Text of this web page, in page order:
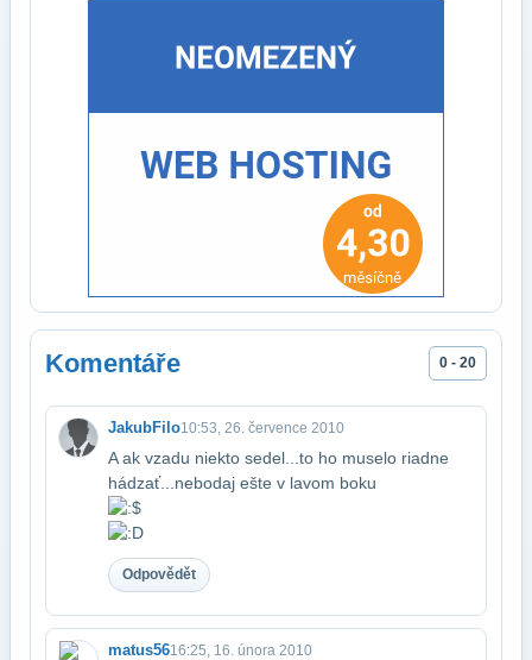
Komentáře 0 - 20
JakubFilo10:53, 26. července 2010
A ak vzadu niekto sedel...to ho muselo riadne
hádzať...nebodaj ešte v lavom boku ​
Odpovědět
matus5616:25, 16. února 2010